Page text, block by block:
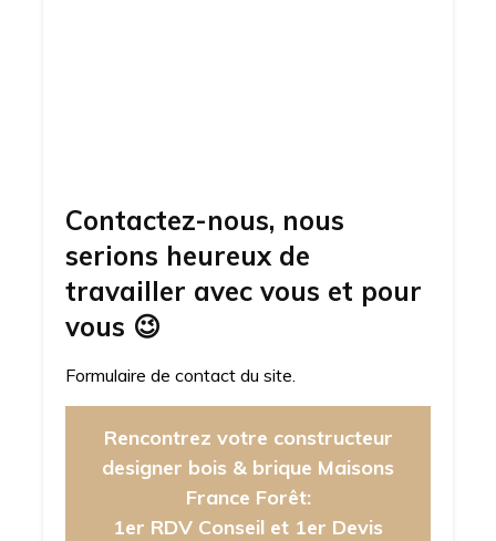
Contactez-nous, nous
serions heureux de
travailler avec vous et pour
vous 😉
Formulaire de contact du site.
Rencontrez votre constructeur
designer bois & brique Maisons
France Forêt:
1er RDV Conseil et 1er Devis